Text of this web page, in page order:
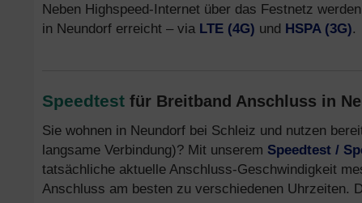
Neben Highspeed-Internet über das Festnetz
in Neundorf erreicht – via LTE (4G) und HSPA (3G).
Speedtest für Breitband Anschluss in
Sie wohnen in Neundorf bei Schleiz und nutzen
langsame Verbindung)? Mit unserem Speedtest /
tatsächliche aktuelle Anschluss-Geschwindigkeit
Anschluss am besten zu verschiedenen Uhrzeiten.